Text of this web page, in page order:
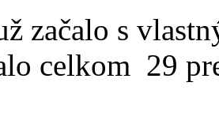
začalo s
celkom 29